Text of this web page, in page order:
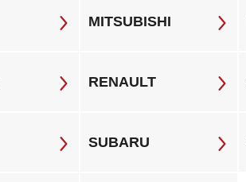
MITSUBISHI
RENAULT
SUBARU